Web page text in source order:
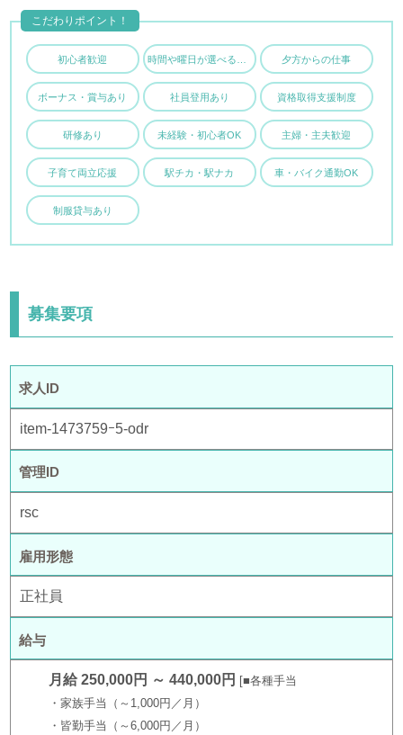
初心者歓迎 時間や曜日が選べる・シフト自由 夕方からの仕事
ボーナス・賞与あり 社員登用あり 資格取得支援制度
研修あり 未経験・初心者OK 主婦・主夫歓迎
子育て両立応援 駅チカ・駅ナカ 車・バイク通勤OK
制服貸与あり
こだわりポイント！
募集要項
求人ID
item-1473759ｰ5-odr
管理ID
rsc
雇用形態
正社員
給与
月給 250,000円 ～ 440,000円
■各種手当
・家族手当（～1,000円／月）
・皆勤手当（～6,000円／月）